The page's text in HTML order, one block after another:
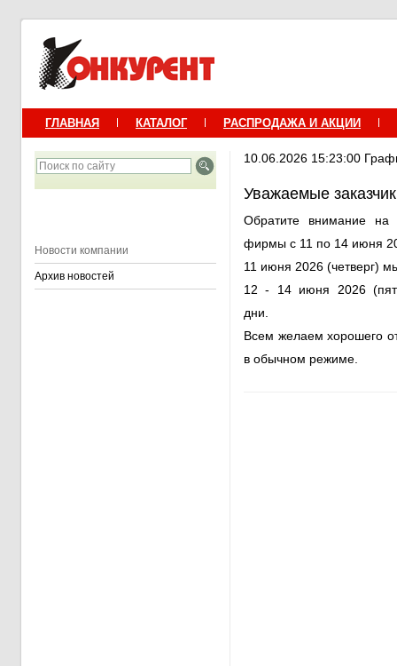
ГЛАВНАЯ КАТАЛОГ РАСПРОДАЖА И АКЦИИ
Новости компании
Архив новостей
10.06.2026 15:23:00
Уважаемые
Обратите внимание на
фирмы с 11 по 14 июня
11 июня 2026 (четверг)
12 - 14 июня 2026
дни.
Всем желаем хорошего
в обычном режиме.